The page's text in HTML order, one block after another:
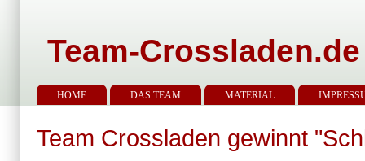
Team-Crossladen.de
HOME DAS TEAM MATERIAL
Team Crossladen gewinnt